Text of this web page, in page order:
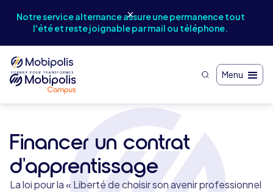
Notre service alternance assure une permanence tout
l'été et reste joignable par mail ou téléphone.
Menu
Financer un contrat
d'apprentissage
La loi pour la « Liberté de choisir son avenir professionnel